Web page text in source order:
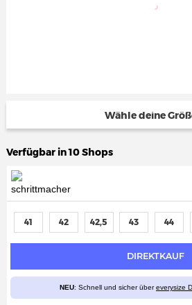
Wähle deine
Verfügbar in 10 Shops
NEU: Schnell und sicher übereverysize
DIREKTKAUF
41 42 42,5 43 44